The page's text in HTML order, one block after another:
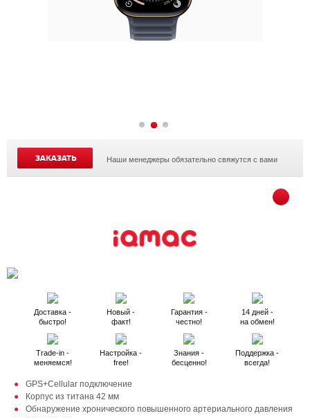
ЗАКАЗАТЬ Наши менеджеры обязательно свяжутся с вами
Доставка -
быстро!
Новый -
факт!
Гарантия -
честно!
14 дней -
на обмен!
Trade-in -
меняемся!
Настройка -
free!
Знания -
бесценно!
Поддержка -
всегда!
GPS+Cellular подключение
Корпус из титана 42 мм
Обнаружение хронического повышенного артериального давления